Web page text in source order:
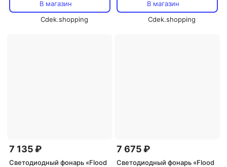
В магазин
Cdek.shopping
В магазин
Cdek.shopping
7 135 ₽
Светодиодный фонарь «Flood
7 675 ₽
Светодиодный фонарь «Flood